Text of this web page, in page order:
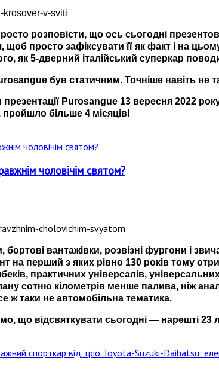
розповісти, що ось сьогодні
просто зафіксувати її як факт і на
як 5-дверний італійський суперкар
був статичним. Точніше навіть не
презентації Purosangue 13 вересня
пройшло більше 4 місяців!
чоловічім святом?
бортові вантажівки, розвізні фургони і
на перший з яких рівно 130 років тому
практичних універсалів,
сотню кілометрів менше палива, ніж
ж таки не автомобільна тематика.
що відсвяткувати сьогодні — нарешті 23